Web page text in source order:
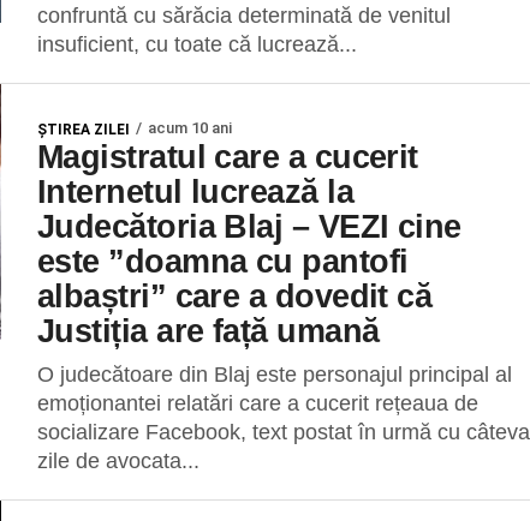
confruntă cu sărăcia determinată de venitul
insuficient, cu toate că lucrează...
ŞTIREA ZILEI acum 10 ani
Magistratul care a cucerit
Internetul lucrează la
Judecătoria Blaj – VEZI cine
este ”doamna cu pantofi
albaștri” care a dovedit că
Justiția are față umană
O judecătoare din Blaj este personajul principal al
emoționantei relatări care a cucerit rețeaua de
socializare Facebook, text postat în urmă cu câteva
zile de avocata...